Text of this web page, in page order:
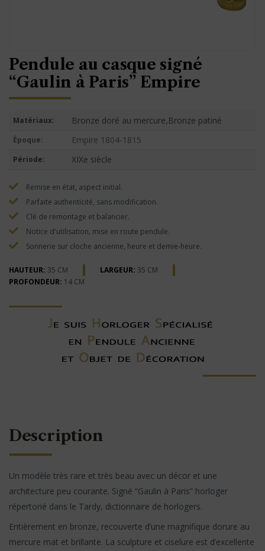
Pendule au casque signé
“Gaulin à Paris” Empire
Matériaux: Bronze doré au mercure,Bronze patiné
Époque: Empire 1804-1815
Période: XIXe siècle
Remise en état, aspect initial.
Parfaite authenticité, sans modification.
Clé de remontage et balancier.
Notice d'utilisation, mise en route pendule.
Sonnerie sur cloche ancienne, heure et demie-heure.
HAUTEUR: 35 CM LARGEUR: 35 CM
PROFONDEUR: 14 CM
Description
Un modèle très rare et très beau avec un décor et une
architecture peu courante. Signé “Gaulin à Paris” horloger
répertorié dans le Tardy, dictionnaire de horlogers.
Entièrement en bronze, recouverte d’une magnifique dorure au
mercure mat et brillante. La sculpture et ciselure est d’excellente